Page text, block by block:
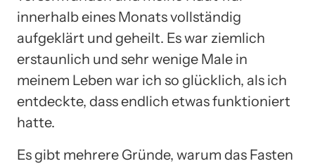
innerhalb eines Monats vollständig
aufgeklärt und geheilt. Es war ziemlich
erstaunlich und sehr wenige Male in
meinem Leben war ich so glücklich, als ich
entdeckte, dass endlich etwas funktioniert
hatte.
Es gibt mehrere Gründe, warum das Fasten